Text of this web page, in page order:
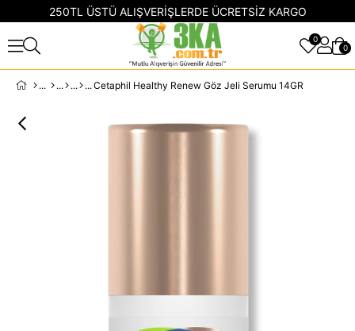
250TL ÜSTÜ ALIŞVERİŞLERDE ÜCRETSİZ KARGO
0
0
Cetaphil Healthy Renew Göz Jeli Serumu 14GR